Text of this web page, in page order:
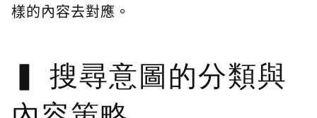
樣的內容去對應。
搜尋意圖的分類與